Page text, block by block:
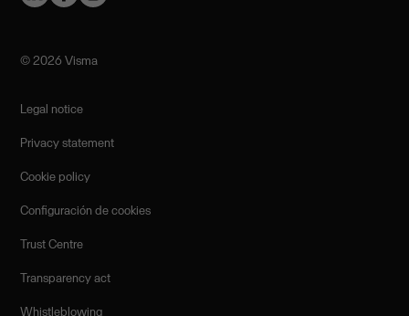
©️ 2026 Visma
Legal notice
Privacy statement
Cookie policy
Configuración de cookies
Trust Centre
Transparency act
Whistleblowing